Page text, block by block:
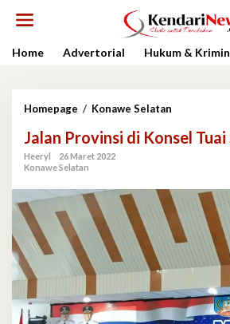
Home
Advertorial Hukum &
Homepage / Konawe Selatan
di
Jalan Provinsi di Konsel
Heeryl
26 Maret 2022
Konawe Selatan